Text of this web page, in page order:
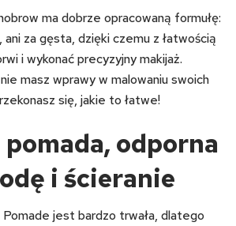
ma dobrze opracowaną formułę:
za gęsta, dzięki czemu z łatwością
i wykonać precyzyjny makijaż.
masz wprawy w malowaniu swoich
się, jakie to łatwe!
pomada, odporna
i ścieranie
jest bardzo trwała, dlatego